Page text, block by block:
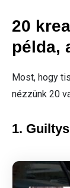
20
példa,
Most, hogy
nézzünk 20
1.